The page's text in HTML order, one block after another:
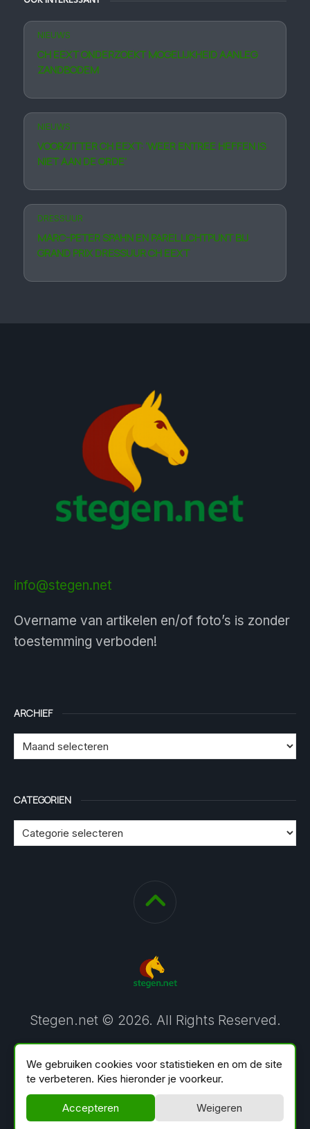
NIEUWS
CH EEXT ONDERZOEKT MOGELIJKHEID AANLEG
ZANDBODEM
NIEUWS
VOORZITTER CH EEXT: ‘WEER ENTREE HEFFEN IS
NIET AAN DE ORDE’
DRESSUUR
MARC-PETER SPAHN EN PAREL LICHTPUNT BIJ
GRAND PRIX DRESSUUR CH EEXT
info@stegen.net
Overname van artikelen en/of foto’s is zonder
toestemming verboden!
ARCHIEF
CATEGORIEN
Stegen.net © 2026. All Rights Reserved.
We gebruiken cookies voor statistieken en om de site
te verbeteren. Kies hieronder je voorkeur.
Accepteren Weigeren